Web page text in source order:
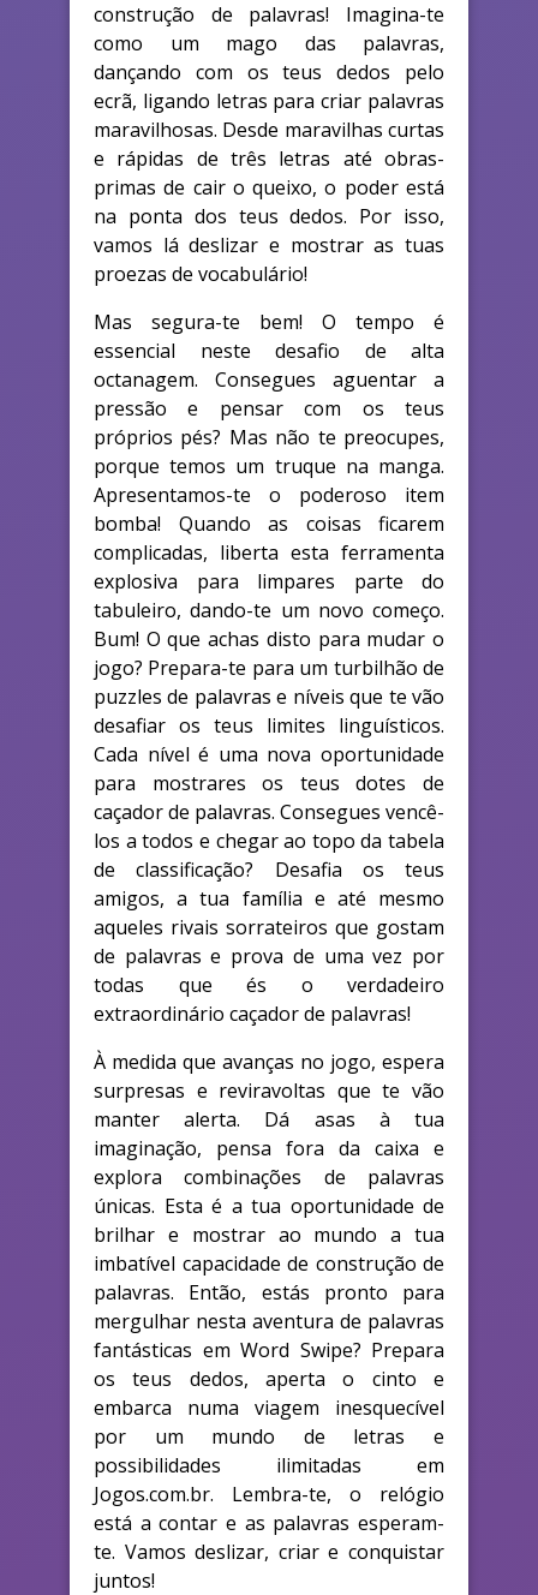
construção de palavras! Imagina-te
como um mago das palavras,
dançando com os teus dedos pelo
ecrã, ligando letras para criar palavras
maravilhosas. Desde maravilhas curtas
e rápidas de três letras até obras-
primas de cair o queixo, o poder está
na ponta dos teus dedos. Por isso,
vamos lá deslizar e mostrar as tuas
proezas de vocabulário!
Mas segura-te bem! O tempo é
essencial neste desafio de alta
octanagem. Consegues aguentar a
pressão e pensar com os teus
próprios pés? Mas não te preocupes,
porque temos um truque na manga.
Apresentamos-te o poderoso item
bomba! Quando as coisas ficarem
complicadas, liberta esta ferramenta
explosiva para limpares parte do
tabuleiro, dando-te um novo começo.
Bum! O que achas disto para mudar o
jogo? Prepara-te para um turbilhão de
puzzles de palavras e níveis que te vão
desafiar os teus limites linguísticos.
Cada nível é uma nova oportunidade
para mostrares os teus dotes de
caçador de palavras. Consegues vencê-
los a todos e chegar ao topo da tabela
de classificação? Desafia os teus
amigos, a tua família e até mesmo
aqueles rivais sorrateiros que gostam
de palavras e prova de uma vez por
todas que és o verdadeiro
extraordinário caçador de palavras!
À medida que avanças no jogo, espera
surpresas e reviravoltas que te vão
manter alerta. Dá asas à tua
imaginação, pensa fora da caixa e
explora combinações de palavras
únicas. Esta é a tua oportunidade de
brilhar e mostrar ao mundo a tua
imbatível capacidade de construção de
palavras. Então, estás pronto para
mergulhar nesta aventura de palavras
fantásticas em Word Swipe? Prepara
os teus dedos, aperta o cinto e
embarca numa viagem inesquecível
por um mundo de letras e
possibilidades ilimitadas em
Jogos.com.br. Lembra-te, o relógio
está a contar e as palavras esperam-
te. Vamos deslizar, criar e conquistar
juntos!